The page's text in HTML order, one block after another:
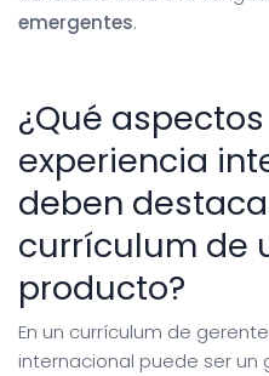
emergentes.
¿Qué
experiencia
deben
currículum de
producto?
En un currículum de
internacional puede ser un